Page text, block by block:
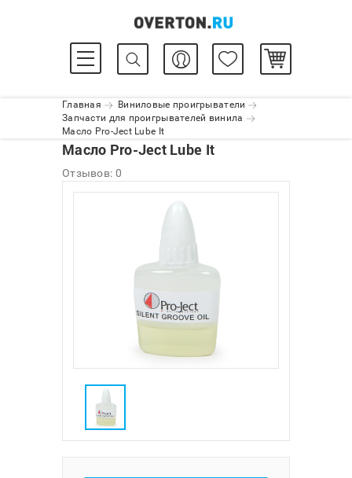
Главная
Виниловые проигрыватели
Запчасти для проигрывателей винила
Масло Pro-Ject Lube It
Масло Pro-Ject Lube It
Отзывов: 0